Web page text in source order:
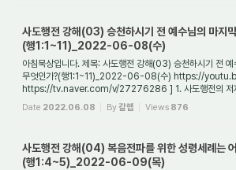
사도행전 강해(03) 승천하시기 전 예수님의 마지
(행1:1~11)_2022-06-08(수)
아침묵상입니다. 제목: 사도행전 강해(03) 승천하시기 전 예
무엇인가?(행1:1~11)_2022-06-08(수) https://
https://tv.naver.com/v/27276286 ] 1. 사도행전의 저자
기록을 통해서도 알 수...
Date 2022.06.08 By갈렙 Views 876
사도행전 강해(04) 복음전파를 위한 성령세례는
(행1:4~5)_2022-06-09(목)